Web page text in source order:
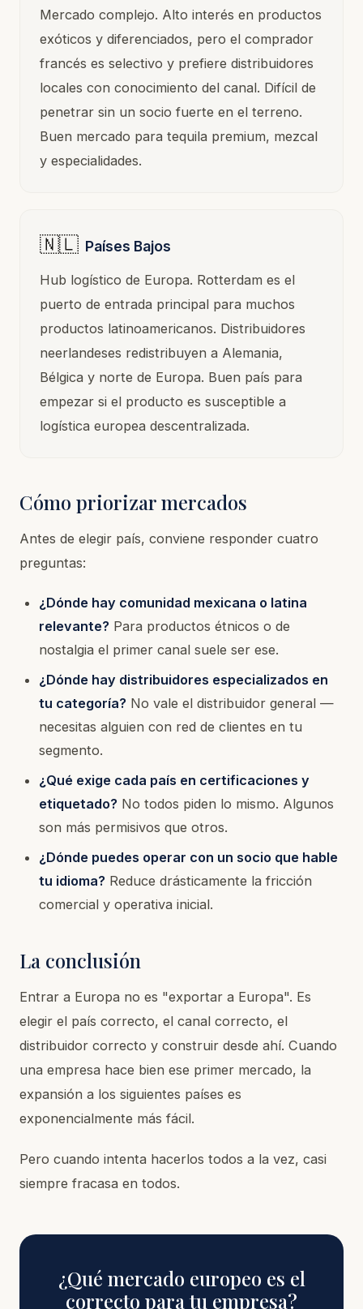
Mercado complejo. Alto interés en productos
exóticos y diferenciados, pero el comprador
francés es selectivo y prefiere distribuidores
locales con conocimiento del canal. Difícil de
penetrar sin un socio fuerte en el terreno.
Buen mercado para tequila premium, mezcal
y especialidades.
🇳🇱 Países Bajos
Hub logístico de Europa. Rotterdam es el
puerto de entrada principal para muchos
productos latinoamericanos. Distribuidores
neerlandeses redistribuyen a Alemania,
Bélgica y norte de Europa. Buen país para
empezar si el producto es susceptible a
logística europea descentralizada.
Cómo priorizar mercados
Antes de elegir país, conviene responder cuatro
preguntas:
¿Dónde hay comunidad mexicana o latina
relevante? Para productos étnicos o de
nostalgia el primer canal suele ser ese.
¿Dónde hay distribuidores especializados en
tu categoría? No vale el distribuidor general —
necesitas alguien con red de clientes en tu
segmento.
¿Qué exige cada país en certificaciones y
etiquetado? No todos piden lo mismo. Algunos
son más permisivos que otros.
¿Dónde puedes operar con un socio que hable
tu idioma? Reduce drásticamente la fricción
comercial y operativa inicial.
La conclusión
Entrar a Europa no es "exportar a Europa". Es
elegir el país correcto, el canal correcto, el
distribuidor correcto y construir desde ahí. Cuando
una empresa hace bien ese primer mercado, la
expansión a los siguientes países es
exponencialmente más fácil.
Pero cuando intenta hacerlos todos a la vez, casi
siempre fracasa en todos.
¿Qué mercado europeo es el
correcto para tu empresa?